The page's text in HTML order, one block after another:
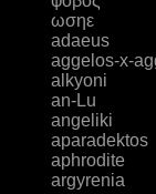
ωσηε
adaeus
aggelos-x-
alkyoni
an-Lu
angeliki
aparadektos
aphrodite
argyrenia